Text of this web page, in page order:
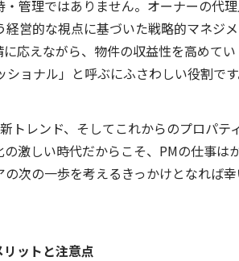
管理ではありません。オーナーの代理
営的な視点に基づいた戦略的マネジ
応えながら、物件の収益性を高めてい
ョナル」と呼ぶにふさわしい役割です
トレンド、そしてこれからのプロパテ
激しい時代だからこそ、 PMの仕事は
次の一歩を考えるきっかけとなれば
ットと注意点